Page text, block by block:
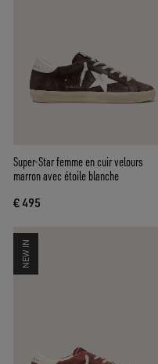
Super-Star femme en cuir velours
marron avec étoile blanche
€ 495
NEW IN